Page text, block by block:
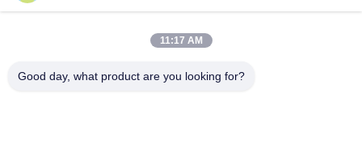
0086-18148506772
11:17 AM
Good day, what product are you looking for?